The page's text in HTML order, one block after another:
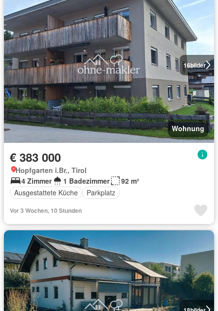
16bilder
Wohnung
€ 383 000
Hopfgarten i.Br., Tirol
4 Zimmer
1 Badezimmer
92 m²
Ausgestattete Küche
Parkplatz
Vor 3 Wochen, 10 Stunden